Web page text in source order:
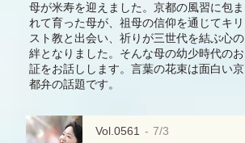
母が米寿を迎えました。京都の風習に包ま
れて育った母が、祖母の信仰を通じてキリ
スト教と出会い、祈りが三世代を結ぶ心の
絆となりました。そんな母の幼少時代のお
証をお話しします。言葉の花束は面白い京
都弁の話題です。
Vol.0561 7/3